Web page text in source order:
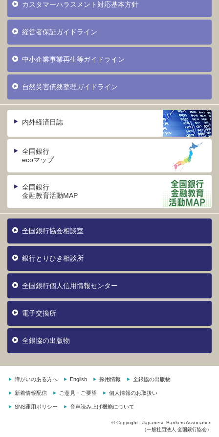
カスタマーハラスメント対応基本方針
経営者保証ガイドライン
中小企業事業再生等ガイドライン
自然災害債務整理ガイドライン
内外経済日誌
全国銀行
ecoマップ
全国銀行
金融教育活動MAP
全国銀行協会相談室
銀行とりひき相談所
全国銀行個人信用情報センター
電子交換所
全銀協の出版物
障がいのある方へ English 採用情報 全銀協の出版物
新着情報配信 ご意見・ご要望 個人情報のお取扱い
SNS運用ポリシー 音声読み上げ機能について
© Copyright - Japanese Bankers Association
（一般社団法人 全国銀行協会）